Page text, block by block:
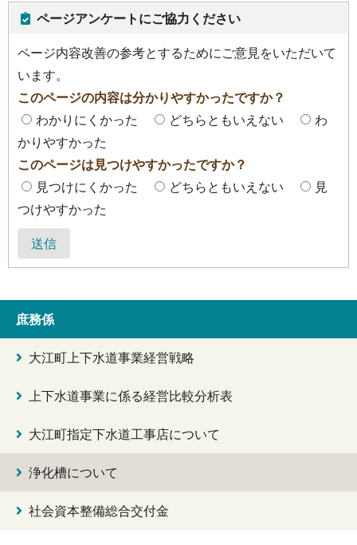
ページアンケートにご協力ください
ページ内容改善の参考とするためにご意見をいただいて
います。
このページの内容は分かりやすかったですか？
わかりにくかった
どちらともいえない
わ
かりやすかった
このページは見つけやすかったですか？
見つけにくかった
どちらともいえない
見
つけやすかった
送信
庶務係
大江町上下水道事業経営戦略
上下水道事業に係る経営比較分析表
大江町指定下水道工事店について
浄化槽について
社会資本整備総合交付金